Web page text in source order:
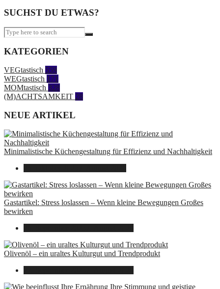
SUCHST DU ETWAS?
KATEGORIEN
VEGtastisch 559
WEGtastisch 171
MOMtastisch 328
(M)ACHTSAMKEIT 28
NEUE ARTIKEL
Minimalistische Küchengestaltung für Effizienz und Nachhaltigkeit
Gastartikel: Stress loslassen – Wenn kleine Bewegungen Großes
bewirken
Olivenöl – ein uraltes Kulturgut und Trendprodukt